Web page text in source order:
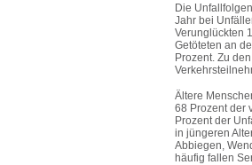
Die
Jahr bei
Verunglückten
Getöteten an
Prozent. Zu
Ältere
68 Prozent der
Prozent der
in jüngeren
Abbiegen,
häufig fallen